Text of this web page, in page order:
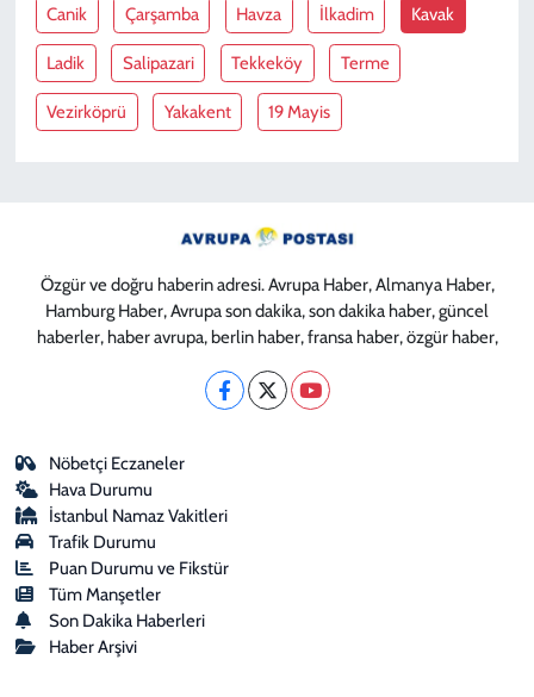
Canik Çarşamba Havza İlkadim Kavak
Ladik Salipazari Tekkeköy Terme
Vezirköprü Yakakent 19 Mayis
Özgür ve doğru haberin adresi. Avrupa Haber, Almanya Haber,
Hamburg Haber, Avrupa son dakika, son dakika haber, güncel
haberler, haber avrupa, berlin haber, fransa haber, özgür haber,
Nöbetçi Eczaneler
Hava Durumu
İstanbul Namaz Vakitleri
Trafik Durumu
Puan Durumu ve Fikstür
Tüm Manşetler
Son Dakika Haberleri
Haber Arşivi